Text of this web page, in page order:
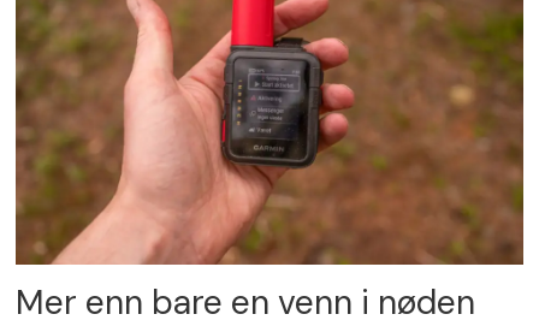
Mer enn bare en venn i nøden